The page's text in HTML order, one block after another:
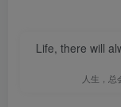
Life, there will
人生，